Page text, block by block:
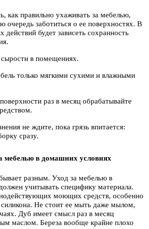
как правильно ухаживать за мебелью,
очередь заботиться о ее поверхностях. В
действий будет зависеть сохранность
в помещениях.
только мягкими сухими и влажными
раз в месяц обрабатывайте
не ждите, пока грязь впитается:
сразу.
мебелью в домашних условиях
разным. Уход за мебелью в
учитывать специфику материала.
моющих средств, особенно
силикона. Не стоит ее мыть даже мылом,
Дуб имеет смысл раз в месяц
маслом. Береза вообще крайне плохо